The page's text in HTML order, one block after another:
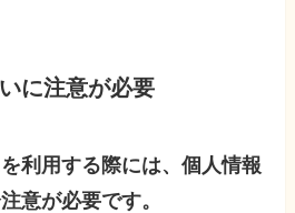
に注意が必要
利用する際には、個人情報
意が必要です。